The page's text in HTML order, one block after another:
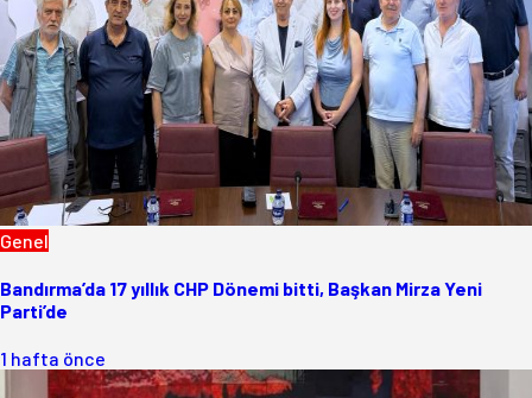
Genel
Bandırma’da 17 yıllık CHP Dönemi bitti, Başkan Mirza Yeni
Parti’de
1 hafta önce